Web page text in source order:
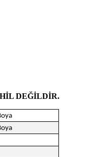
DEĞİLDİR.